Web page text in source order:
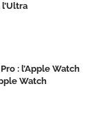
: l’Apple Watch
Watch